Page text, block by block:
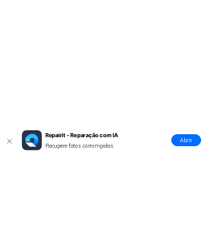
Repairit - Reparação com IA
Recupere fotos corrompidas
Abrir